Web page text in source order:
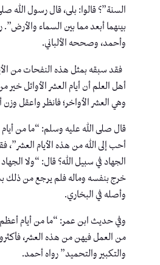
السنة”؟ قالوا: بلى، قال رسول الله
بينهما أبعد مما بين السماء والأرض”.
وأحمد، وصححه الألباني.
فقد سبقه بمثل هذه النفحات من
أهل العلم أن أيام العشر الأوائل
وهي العشر الأواخر؛ فانظر واعقل وزن
قال صلى الله عليه وسلم: “ما من
أحب إلى الله من هذه الأيام العشر”،
الجهاد في سبيل الله؟ قال: “ولا
خرج بنفسه وماله فلم يرجع من ذلك
وأصله في البخاري.
وفي حديث ابن عمر: “ما من أيام أعظم
من العمل فيهن من هذه العشر،
والتكبير والتحميد” رواه أحمد.